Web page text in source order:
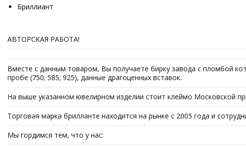
Бриллиант
АВТОРСКАЯ РАБОТА!
Вместе с данным товаром, Вы получаете бирку завода с пломбой
пробе (750; 585; 925), данные драгоценных вставок.
На выше указанном ювелирном изделии стоит клеймо Московской
Торговая марка брилланте находится на рынке с 2005 года и
Мы гордимся тем, что у нас: